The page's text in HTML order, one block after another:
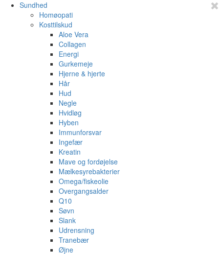
Sundhed
Homøopati
Kosttilskud
Aloe Vera
Collagen
Energi
Gurkemeje
Hjerne & hjerte
Hår
Hud
Negle
Hvidløg
Hyben
Immunforsvar
Ingefær
Kreatin
Mave og fordøjelse
Mælkesyrebakterier
Omega/fiskeolie
Overgangsalder
Q10
Søvn
Slank
Udrensning
Tranebær
Øjne